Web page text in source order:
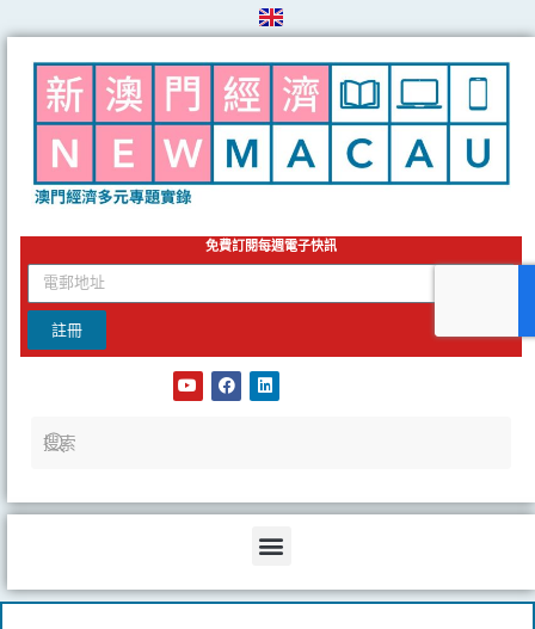
to
content
免費訂閱每週電子快訊
email
註冊
Y
o
F
a
L
i
Menu